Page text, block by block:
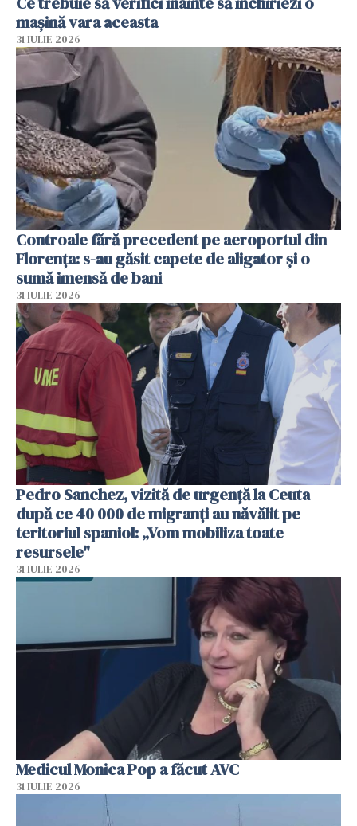
mașină vara aceasta
31 IULIE 2026
Controale fără precedent pe aeroportul din
Florența: s-au găsit capete de aligator și o
sumă imensă de bani
31 IULIE 2026
Pedro Sanchez, vizită de urgență la Ceuta
după ce 40 000 de migranți au năvălit pe
teritoriul spaniol: „Vom mobiliza toate
resursele"
31 IULIE 2026
Medicul Monica Pop a făcut AVC
31 IULIE 2026